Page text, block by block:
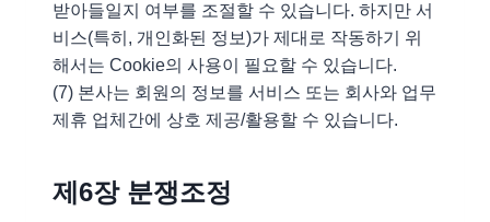
받아들일지 여부를 조절할 수 있습니다. 하지만 서
비스(특히, 개인화된 정보)가 제대로 작동하기 위
해서는 Cookie의 사용이 필요할 수 있습니다.
(7) 본사는 회원의 정보를 서비스 또는 회사와 업무
제휴 업체간에 상호 제공/활용할 수 있습니다.
제6장 분쟁조정